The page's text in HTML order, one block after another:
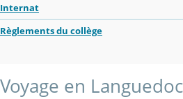
Internat
Règlements du collège
Voyage en Languedoc